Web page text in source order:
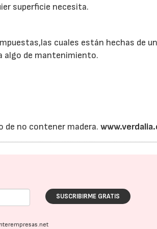
superficie necesita.
cuales están hechas de
algo de mantenimiento.
de no contener madera.
SUSCRIBIRME GRATIS